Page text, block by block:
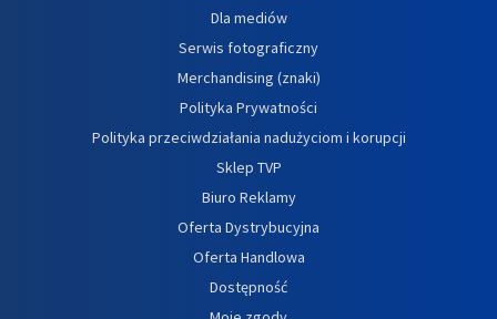
Dla mediów
Serwis fotograficzny
Merchandising (znaki)
Polityka Prywatności
Polityka przeciwdziałania nadużyciom i korupcji
Sklep TVP
Biuro Reklamy
Oferta Dystrybucyjna
Oferta Handlowa
Dostępność